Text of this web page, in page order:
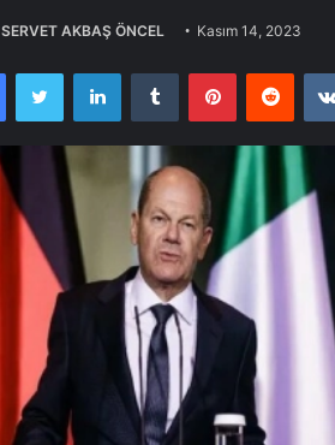
SERVET AKBAŞ ÖNCEL Kasım 14, 2023
FacebookTwitter LinkedInTumblr Pinterest